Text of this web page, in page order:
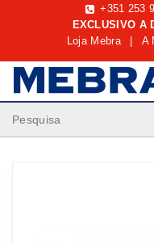
+351 253
EXCLUSIVO A
Loja Mebra
A
Pesquisa